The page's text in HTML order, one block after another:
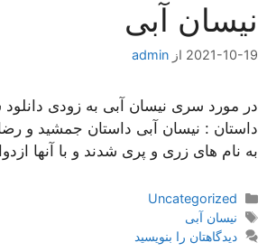
نیسان آبی
2021-10-19 از admin
در مورد سری نیسان آبی به زودی
داستان : نیسان آبی داستان جمشید و
به نام های زری و پری شدند و با آنها
دسته‌ها
Uncategorized
برچسب‌ها
نیسان آبی
دیدگاهتان را بنویسید